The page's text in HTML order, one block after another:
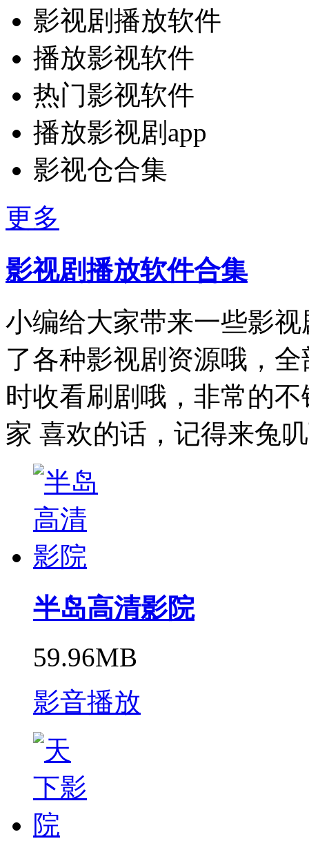
影视剧播放软件
播放影视软件
热门影视软件
播放影视剧app
影视仓合集
更多
影视剧播放软件合集
小编给大家带来一些影
了各种影视剧资源哦，
时收看刷剧哦，非常的
家 喜欢的话，记得来兔
半岛高清影院
59.96MB
影音播放